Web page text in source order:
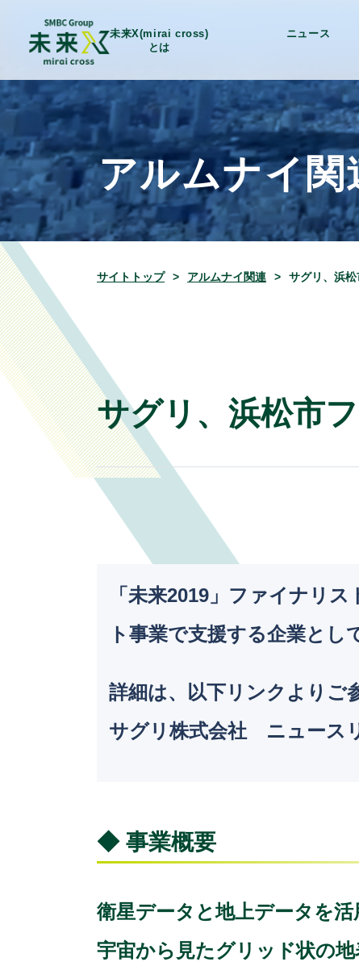
未来X(mirai cross)
とは
ニュース
アルムナイ関
サイトトップ アルムナイ関連 サグリ、浜松
サグリ、浜松市
「未来2019」ファイナリ
ト事業で支援する企業とし
詳細は、以下リンクよりご
サグリ株式会社 ニュース
◆ 事業概要
衛星データと地上データを
宇宙から見たグリッド状の